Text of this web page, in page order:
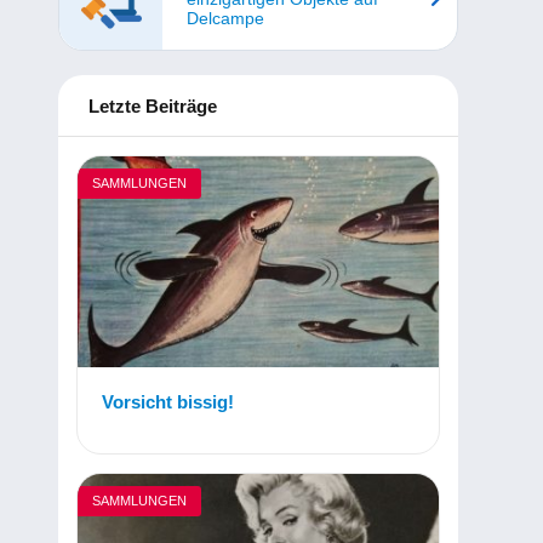
Delcampe
Letzte Beiträge
SAMMLUNGEN
Vorsicht bissig!
SAMMLUNGEN